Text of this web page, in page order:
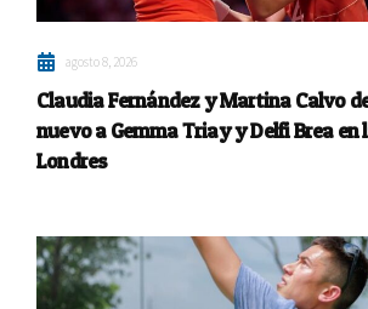
agosto 8, 2026
Claudia Fernández y Martina Calvo
nuevo a Gemma Triay y Delfi Brea en
Londres